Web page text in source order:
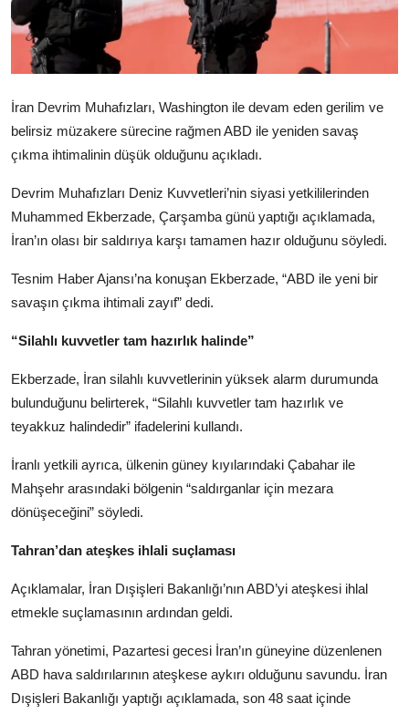
Türkçe Kurdi
İran Devrim Muhafızları, Washington ile devam eden gerilim ve
belirsiz müzakere sürecine rağmen ABD ile yeniden savaş
çıkma ihtimalinin düşük olduğunu açıkladı.
Devrim Muhafızları Deniz Kuvvetleri’nin siyasi yetkililerinden
Muhammed Ekberzade, Çarşamba günü yaptığı açıklamada,
İran’ın olası bir saldırıya karşı tamamen hazır olduğunu söyledi.
Tesnim Haber Ajansı’na konuşan Ekberzade, “ABD ile yeni bir
savaşın çıkma ihtimali zayıf” dedi.
“Silahlı kuvvetler tam hazırlık halinde”
Ekberzade, İran silahlı kuvvetlerinin yüksek alarm durumunda
bulunduğunu belirterek, “Silahlı kuvvetler tam hazırlık ve
teyakkuz halindedir” ifadelerini kullandı.
İranlı yetkili ayrıca, ülkenin güney kıyılarındaki Çabahar ile
Mahşehr arasındaki bölgenin “saldırganlar için mezara
dönüşeceğini” söyledi.
Tahran’dan ateşkes ihlali suçlaması
Açıklamalar, İran Dışişleri Bakanlığı’nın ABD’yi ateşkesi ihlal
etmekle suçlamasının ardından geldi.
Tahran yönetimi, Pazartesi gecesi İran’ın güneyine düzenlenen
ABD hava saldırılarının ateşkese aykırı olduğunu savundu. İran
Dışişleri Bakanlığı yaptığı açıklamada, son 48 saat içinde